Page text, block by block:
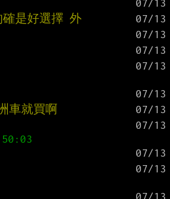
確是好選擇 外
車就買啊